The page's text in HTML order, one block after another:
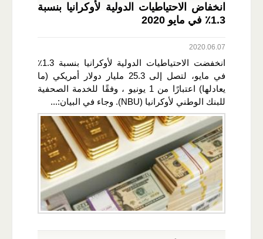
انخفاض الاحتياطيات الدولية لأوكرانيا بنسبة
1.3٪ في مايو 2020
2020.06.07
انخفضت الاحتياطيات الدولية لأوكرانيا بنسبة 1.3٪
في مايو، لتصل إلى 25.3 مليار دولار أمريكي (ما
يعادلها) اعتبارًا من 1 يونيو ، وفقًا للخدمة الصحفية
للبنك الوطني لأوكرانيا (NBU). وجاء في البيان:...